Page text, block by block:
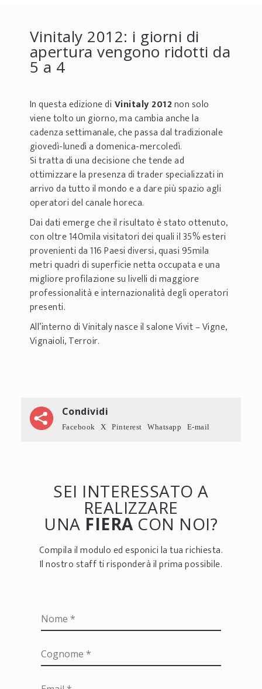
Vinitaly 2012: i giorni di
apertura vengono ridotti da
5 a 4
In questa edizione di Vinitaly 2012non solo
viene tolto un giorno, ma cambia anche la
cadenza settimanale, che passa dal tradizionale
giovedì-lunedì a domenica-mercoledì.
Si tratta di una decisione che tende ad
ottimizzare la presenza di trader specializzati in
arrivo da tutto il mondo e a dare più spazio agli
operatori del canale horeca.
Dai dati emerge che il risultato è stato ottenuto,
con oltre 140mila visitatori dei quali il 35% esteri
provenienti da 116 Paesi diversi, quasi 95mila
metri quadri di superficie netta occupata e una
migliore profilazione su livelli di maggiore
professionalità e internazionalità degli operatori
presenti.
All’interno di Vinitaly nasce il salone Vivit – Vigne,
Vignaioli, Terroir.
Condividi
Facebook X Pinterest Whatsapp E-mail
SEI INTERESSATO A
REALIZZARE
UNA FIERACON NOI?
Compila il modulo ed esponici la tua richiesta.
Il nostro staff ti risponderà il prima possibile.